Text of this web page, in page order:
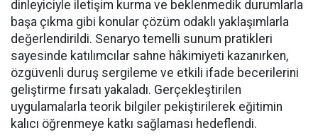
dinleyiciyle iletişim kurma ve beklenmedik durumlarla
başa çıkma gibi konular çözüm odaklı yaklaşımlarla
değerlendirildi. Senaryo temelli sunum pratikleri
sayesinde katılımcılar sahne hâkimiyeti kazanırken,
özgüvenli duruş sergileme ve etkili ifade becerilerini
geliştirme fırsatı yakaladı. Gerçekleştirilen
uygulamalarla teorik bilgiler pekiştirilerek eğitimin
kalıcı öğrenmeye katkı sağlaması hedeflendi.